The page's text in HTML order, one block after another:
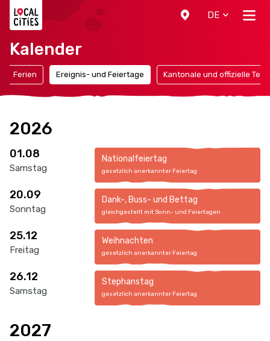
DE
Kalender
Ferien Ereignis- und Feiertage Kantonale und offizielle
2026
01.08
Samstag
Nationalfeiertag
gesetzlich anerkannter Feiertag
20.09
Sonntag
Dank-, Buss- und Bettag
gleichgestellt mit Sonn- und Feiertagen
25.12
Freitag
Weihnachten
gesetzlich anerkannter Feiertag
26.12
Samstag
Stephanstag
gesetzlich anerkannter Feiertag
2027